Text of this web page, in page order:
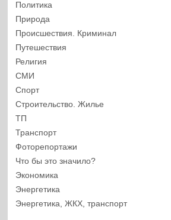
Политика
Природа
Происшествия. Криминал
Путешествия
Религия
СМИ
Спорт
Строительство. Жилье
ТП
Транспорт
Фоторепортажи
Что бы это значило?
Экономика
Энергетика
Энергетика, ЖКХ, транспорт